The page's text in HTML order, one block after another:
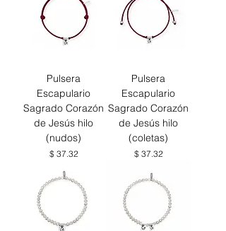
Pulsera
Escapulario
Sagrado Corazón
de Jesús hilo
(nudos)
Precio
$ 37.32
Pulsera
Escapulario
Sagrado Corazón
de Jesús hilo
(coletas)
Precio
$ 37.32